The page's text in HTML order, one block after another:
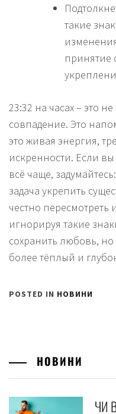
такие
принятие
23:32 на часах – это
совпадение. Это
это живая энергия,
искренности. Если
всё чаще,
задача укрепить
честно пересмотреть
игнорируя такие
сохранить любовь,
более тёплый и
POSTED IN НОВИНИ
НОВИНИ
ЧИ